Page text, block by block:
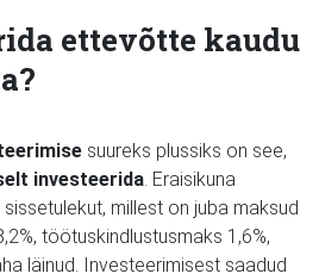
ettevõtte kaudu
suureks plussiks on see,
investeerida . Eraisikuna
millest on juba maksud
töötuskindlustusmaks 1,6%,
läinud. Investeerimisest saadud